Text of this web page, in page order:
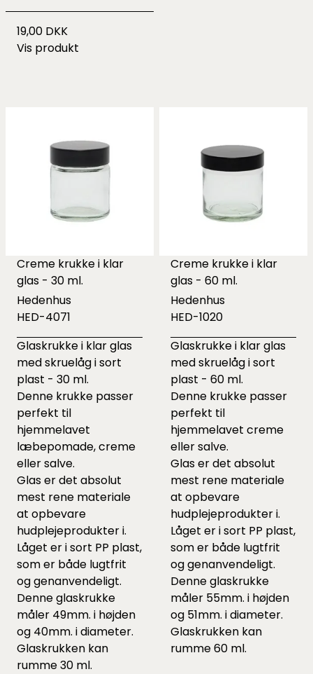
19,00 DKK
Vis produkt
Creme krukke i klar
glas - 30 ml.
Hedenhus
HED-4071
Glaskrukke i klar glas
med skruelåg i sort
plast - 30 ml.
Denne krukke passer
perfekt til
hjemmelavet
læbepomade, creme
eller salve.
Glas er det absolut
mest rene materiale
at opbevare
hudplejeprodukter i.
Låget er i sort PP plast,
som er både lugtfrit
og genanvendeligt.
Denne glaskrukke
måler 49mm. i højden
og 40mm. i diameter.
Glaskrukken kan
rumme 30 ml.
Creme krukke i klar
glas - 60 ml.
Hedenhus
HED-1020
Glaskrukke i klar glas
med skruelåg i sort
plast - 60 ml.
Denne krukke passer
perfekt til
hjemmelavet creme
eller salve.
Glas er det absolut
mest rene materiale
at opbevare
hudplejeprodukter i.
Låget er i sort PP plast,
som er både lugtfrit
og genanvendeligt.
Denne glaskrukke
måler 55mm. i højden
og 51mm. i diameter.
Glaskrukken kan
rumme 60 ml.